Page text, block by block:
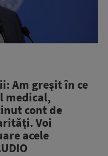
Am greșit în ce
medical,
cont de
Voi
acele